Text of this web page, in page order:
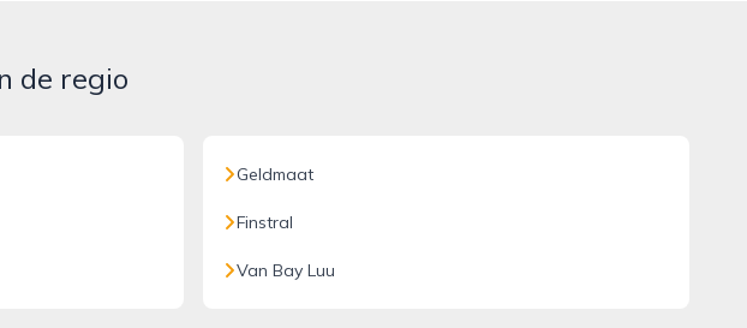
de regio
Geldmaat
Finstral
Van Bay Luu